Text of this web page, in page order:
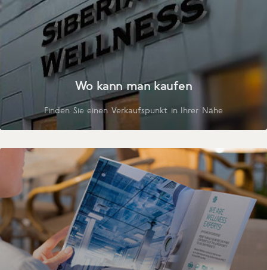
Wo kann man kaufen
Finden Sie einen Verkaufspunkt in Ihrer Nähe